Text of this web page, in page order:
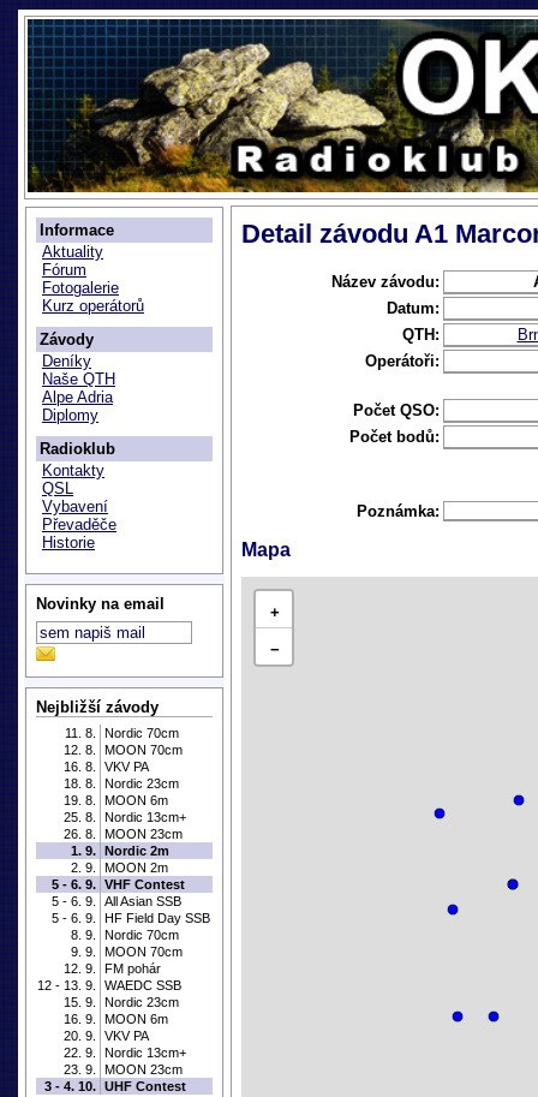
Informace
Aktuality
Fórum
Fotogalerie
Kurz operátorů
Závody
Deníky
Naše QTH
Alpe Adria
Diplomy
Radioklub
Kontakty
QSL
Vybavení
Převaděče
Historie
Novinky na email
Nejbližší závody
11. 8.
Nordic 70cm
12. 8.
MOON 70cm
16. 8.
VKV PA
18. 8.
Nordic 23cm
19. 8.
MOON 6m
25. 8.
Nordic 13cm+
26. 8.
MOON 23cm
1. 9. Nordic 2m
2. 9.
MOON 2m
5 - 6. 9. VHF Contest
5 - 6. 9.
All Asian SSB
5 - 6. 9.
HF Field Day SSB
8. 9.
Nordic 70cm
9. 9.
MOON 70cm
12. 9.
FM pohár
12 - 13. 9.
WAEDC SSB
15. 9.
Nordic 23cm
16. 9.
MOON 6m
20. 9.
VKV PA
22. 9.
Nordic 13cm+
23. 9.
MOON 23cm
3 - 4. 10. UHF Contest
Detail závodu A1
Název závodu:
Datum:
QTH:
Operátoři:
Počet QSO:
Počet bodů:
Poznámka:
Mapa
+
−